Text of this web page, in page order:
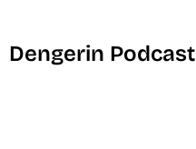
Dengerin Podcast